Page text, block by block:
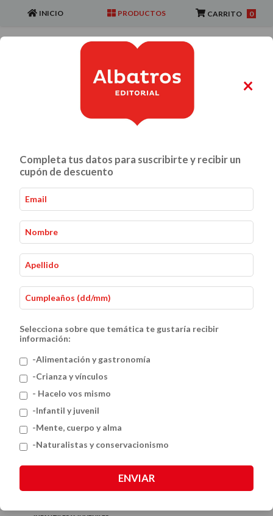
INICIO PRODUCTOS CARRITO 0
ALIMENTACIÓN Y GASTRONOMÍA
Novedades
Ordenar por:
Leyendas urbanas de América
×
Completa tus datos para suscribirte y recibir un
cupón de descuento
Selecciona sobre que temática te gustaría recibir
información:
-Alimentación y gastronomía
-Crianza y vínculos
- Hacelo vos mismo
-Infantil y juvenil
-Mente, cuerpo y alma
-Naturalistas y conservacionismo
ENVIAR